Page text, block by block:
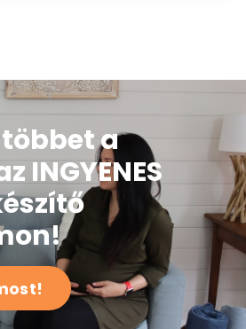
a
INGYENES